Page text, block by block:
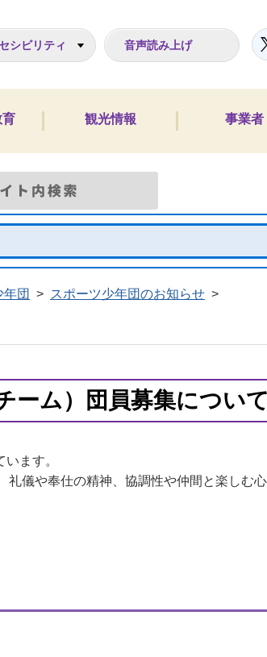
シビリティ 音声読み上げ
観光情報 事業者
年団 > スポーツ少年団のお知らせ >
ーム）団員募集について
ます。
儀や奉仕の精神、協調性や仲間と楽しむ心